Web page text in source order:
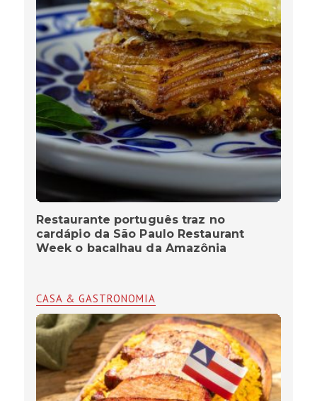
Restaurante português traz no
cardápio da São Paulo Restaurant
Week o bacalhau da Amazônia
CASA & GASTRONOMIA